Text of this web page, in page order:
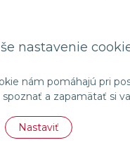
nastavenie
nám pomáhajú pri
a zapamätať si
Nastaviť
2 40252101
2 44872870
SLOVENSKO •